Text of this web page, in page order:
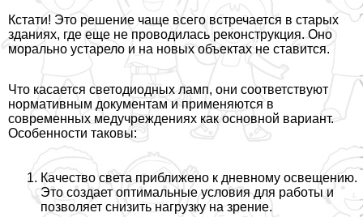
Кстати! Это решение чаще всего встречается в старых
зданиях, где еще не проводилась реконструкция. Оно
мopaльно устарело и на новых объектах не ставится.
Что касается светодиодных ламп, они соответствуют
нормативным документам и применяются в
современных медучреждениях как основной вариант.
Особенности таковы:
Качество света приближено к дневному освещению.
Это создает оптимальные условия для работы и
позволяет снизить нагрузку на зрение.